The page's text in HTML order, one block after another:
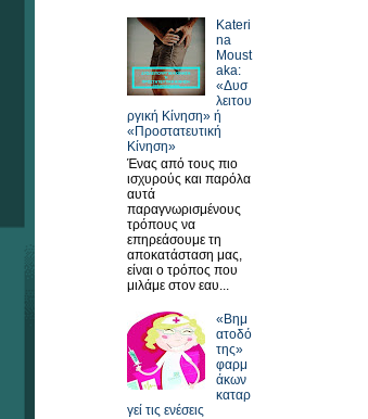
Kateri
na
Moust
aka:
«Δυσ
λειτου
ργική Κίνηση» ή
«Προστατευτική
Κίνηση»
Ένας από τους πιο
ισχυρούς και παρόλα
αυτά
παραγνωρισμένους
τρόπους να
επηρεάσουμε τη
αποκατάσταση μας,
είναι ο τρόπος που
μιλάμε στον εαυ...
«Βημ
ατοδό
της»
φαρμ
άκων
καταρ
γεί τις ενέσεις